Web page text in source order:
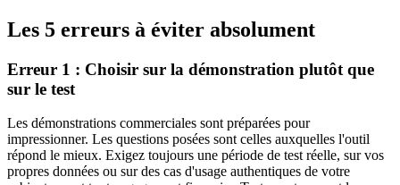
Les 5 erreurs à éviter absolument
Erreur 1 : Choisir sur la démonstration plutôt que
sur le test
Les démonstrations commerciales sont préparées pour
impressionner. Les questions posées sont celles auxquelles l'outil
répond le mieux. Exigez toujours une période de test réelle, sur vos
propres données ou sur des cas d'usage authentiques de votre